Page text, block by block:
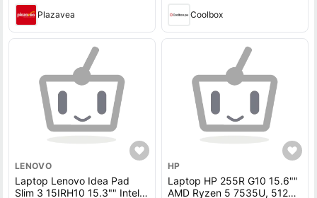
Plazavea Coolbox
LENOVO
Laptop Lenovo Idea Pad
Slim 3 15IRH10 15.3"" Intel
HP
Laptop HP 255R G10 15.6""
AMD Ryzen 5 7535U, 512GB